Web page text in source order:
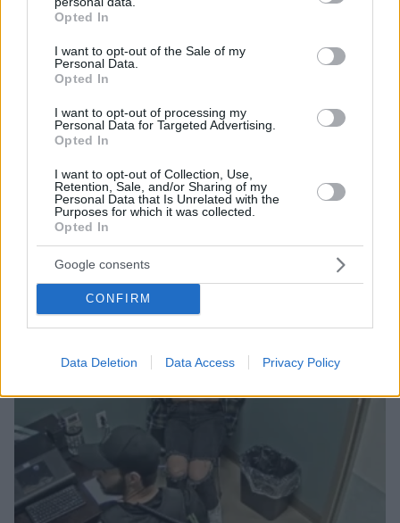
grant or deny consent to Google and its third-party tags to
use your data for below specified purposes in below Google
consent section.
Opted In
I want to opt-out of the Sale of my
Personal Data.
Opted In
I want to opt-out of processing my
Personal Data for Targeted Advertising.
Opted In
I want to opt-out of Collection, Use,
Retention, Sale, and/or Sharing of my
Personal Data that Is Unrelated with the
Purposes for which it was collected.
Opted In
Google consents
CONFIRM
Data Deletion Data Access Privacy Policy
Το «σκουλήκι του διαβόλου» που ζει 1,3 χιλιόμετρα
κάτω από τη Γη και αλλάζει όσα γνωρίζαμε για τη